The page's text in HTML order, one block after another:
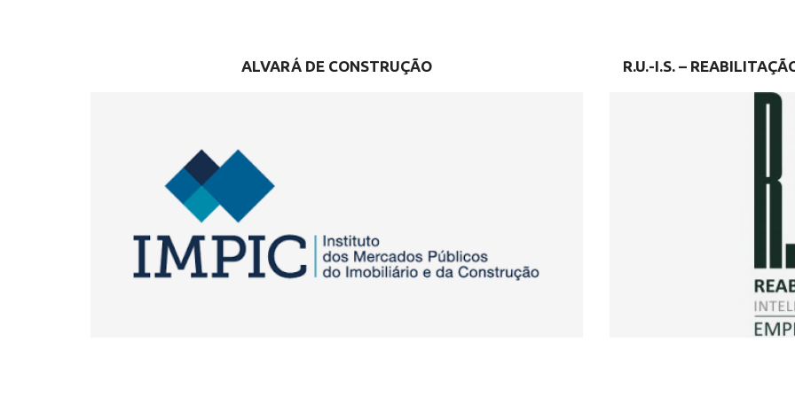
ALVARÁ DE CONSTRUÇÃO R.U.-I.S. –